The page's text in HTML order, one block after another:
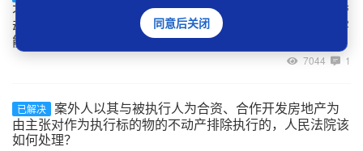
不具备用工主体资格的实际施工人，实际施工人自行招用劳
动者的用工关系如何认定，及劳动者在工程施工中受到伤害
能否主张劳动关系项下的权利？
7044 1
已解决 案外人以其与被执行人为合资、合作开发房地产为
由主张对作为执行标的物的不动产排除执行的，人民法院该
如何处理？
同意后关闭